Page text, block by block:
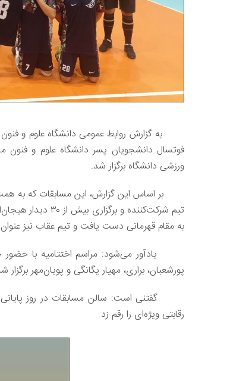
ورزشی دانشگاه برگزار شد.
تیم شرکت‌کننده و
به مقام قهرمانی دست یافت و تیم عقاب نیز عنوان
یادآور می‌شود: مراسم اختتامیه با حضور
پورشعبان، براری، مهیار یگانگی و پویان‌مهر برگزار
گفتنی است: سالن مسابقات در روز پایانی
رقابتی ویژه‌ای را رقم زد.